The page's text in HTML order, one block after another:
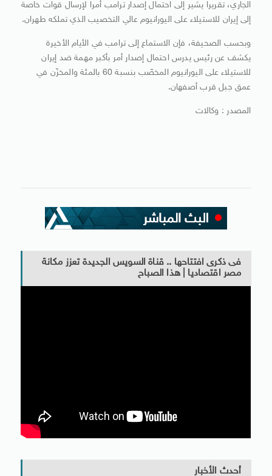
الجاري، تقريرا يشير إلى احتمال إصدار ترامب أمرا لإرسال قوات خاصة
إلى إيران للاستيلاء على اليورانيوم عالي التخصيب الذي تملكه طهران.
وبحسب الصحيفة، فإن الاستماع إلى ترامب في الأيام الأخيرة
يكشف عن رئيس يدرس احتمال إصدار أمر بأكبر مهمة ضد إيران
للاستيلاء على اليورانيوم المخصّب بنسبة 60 بالمئة والمخزّن في
عمق جبل قرب أصفهان.
المصدر : وكالات
فى ذكرى افتتاحها .. قناة السويس الجديدة تعزز مكانة
مصر اقتصاديا | هذا الصباح
أحدث الأخبار